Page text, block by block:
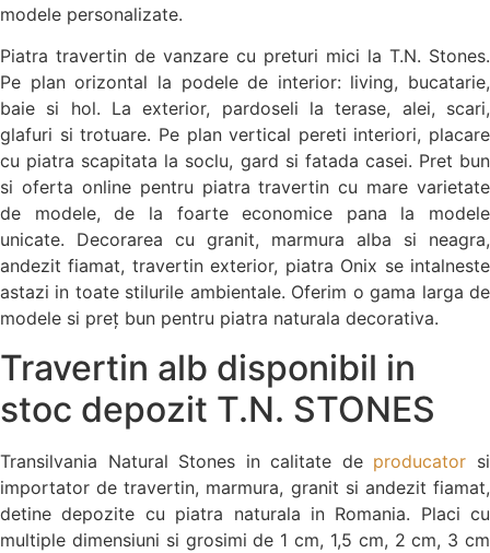
modele personalizate.
Piatra travertin de vanzare cu preturi mici la T.N. Stones.
Pe plan orizontal la podele de interior: living, bucatarie,
baie si hol. La exterior, pardoseli la terase, alei, scari,
glafuri si trotuare. Pe plan vertical pereti interiori, placare
cu piatra scapitata la soclu, gard si fatada casei. Pret bun
si oferta online pentru piatra travertin cu mare varietate
de modele, de la foarte economice pana la modele
unicate. Decorarea cu granit, marmura alba si neagra,
andezit fiamat, travertin exterior, piatra Onix se intalneste
astazi in toate stilurile ambientale. Oferim o gama larga de
modele si preț bun pentru piatra naturala decorativa.
Travertin alb disponibil in
stoc depozit T.N. STONES
Transilvania Natural Stones in calitate de producator si
importator de travertin, marmura, granit si andezit fiamat,
detine depozite cu piatra naturala in Romania. Placi cu
multiple dimensiuni si grosimi de 1 cm, 1,5 cm, 2 cm, 3 cm